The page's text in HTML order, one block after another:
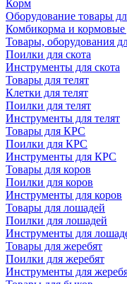
Корм
Оборудование товары
Комбикорма и
Товары, оборудования
Поилки для скота
Инструменты для скота
Товары для телят
Клетки для телят
Поилки для телят
Инструменты для телят
Товары для КРС
Поилки для КРС
Инструменты для КРС
Товары для коров
Поилки для коров
Инструменты для коров
Товары для лошадей
Поилки для лошадей
Инструменты для
Товары для жеребят
Поилки для жеребят
Инструменты для